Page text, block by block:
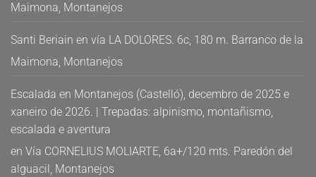
Maimona, Montanejos
Santi Beriain en vía LA DOLORES. 6c, 180 m. Barranco de la
Maimona, Montanejos
Escalada en Montanejos (Castelló), decembro de 2025 e
xaneiro de 2026. | Trepadas: alpinismo, montañismo,
escalada e aventura
en Vía CORNELIUS MOLIARTE, 6a+/120 mts. Paredón del
alguacil, Montanejos